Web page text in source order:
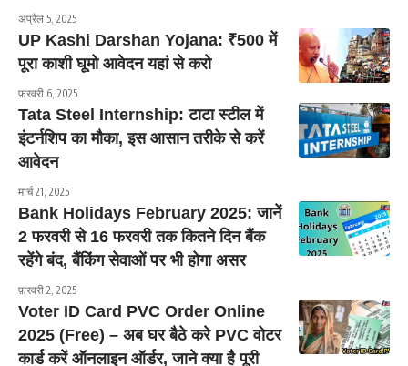
अप्रैल 5, 2025
UP Kashi Darshan Yojana: ₹500 में
पूरा काशी घूमो आवेदन यहां से करो
फ़रवरी 6, 2025
Tata Steel Internship: टाटा स्टील में
इंटर्नशिप का मौका, इस आसान तरीके से करें
आवेदन
मार्च 21, 2025
Bank Holidays February 2025: जानें
2 फरवरी से 16 फरवरी तक कितने दिन बैंक
रहेंगे बंद, बैंकिंग सेवाओं पर भी होगा असर
फ़रवरी 2, 2025
Voter ID Card PVC Order Online
2025 (Free) – अब घर बैठे करे PVC वोटर
कार्ड करें ऑनलाइन ऑर्डर, जाने क्या है पूरी